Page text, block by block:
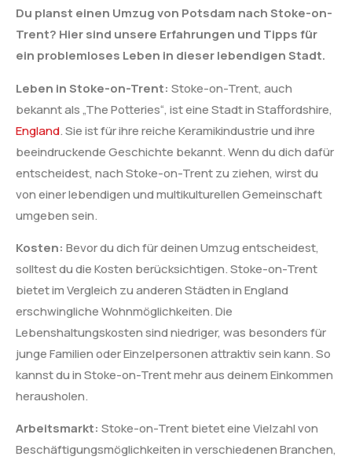
Du planst einen Umzug von Potsdam nach Stoke-on-
Trent? Hier sind unsere Erfahrungen und Tipps für
ein problemloses Leben in dieser lebendigen Stadt.
Leben in Stoke-on-Trent: Stoke-on-Trent, auch
bekannt als „The Potteries“, ist eine Stadt in Staffordshire,
England. Sie ist für ihre reiche Keramikindustrie und ihre
beeindruckende Geschichte bekannt. Wenn du dich dafür
entscheidest, nach Stoke-on-Trent zu ziehen, wirst du
von einer lebendigen und multikulturellen Gemeinschaft
umgeben sein.
Kosten: Bevor du dich für deinen Umzug entscheidest,
solltest du die Kosten berücksichtigen. Stoke-on-Trent
bietet im Vergleich zu anderen Städten in England
erschwingliche Wohnmöglichkeiten. Die
Lebenshaltungskosten sind niedriger, was besonders für
junge Familien oder Einzelpersonen attraktiv sein kann. So
kannst du in Stoke-on-Trent mehr aus deinem Einkommen
herausholen.
Arbeitsmarkt: Stoke-on-Trent bietet eine Vielzahl von
Beschäftigungsmöglichkeiten in verschiedenen Branchen,